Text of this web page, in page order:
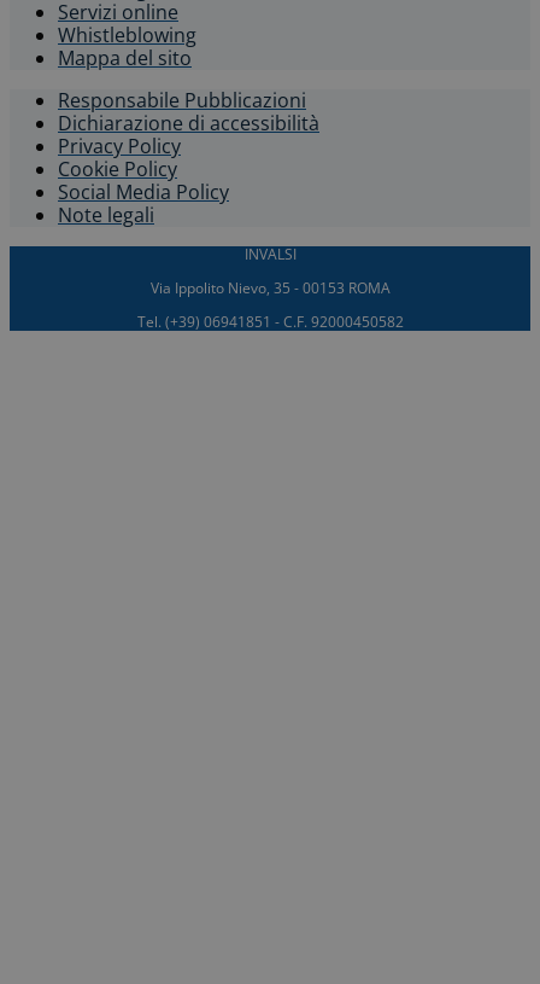
Servizi online
Whistleblowing​
Mappa del sito
Responsabile Pubblicazioni
Dichiarazione di accessibilità​
Privacy Policy
Cookie Policy
Social Media Policy
Note legali
INVALSI
Via Ippolito Nievo, 35 - 00153 ROMA
Tel. (+39) 06941851 - C.F. 92000450582